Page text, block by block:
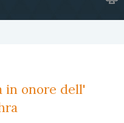
in onore dell'